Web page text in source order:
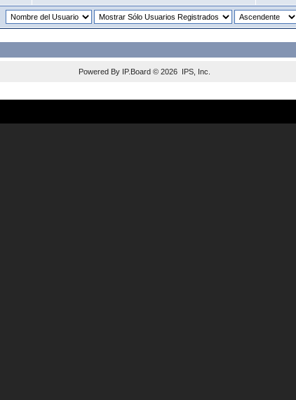
Powered By IP.Board © 2026 IPS, Inc